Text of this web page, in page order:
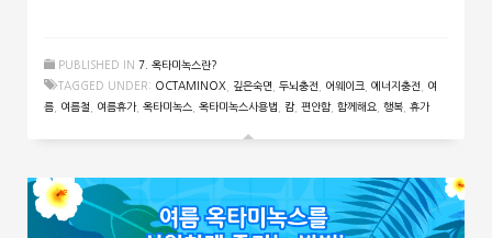
PUBLISHED IN 7. 옥타미녹스란?
TAGGED UNDER: OCTAMINOX 깊은숙면 두뇌충전 어웨이크 에너지충전
여
름
여름철 여름휴가, 옥타미녹스 옥타미녹스사용법 캄, 편안함, 함께해요 행복 휴가